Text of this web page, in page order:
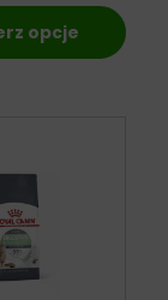
opcje